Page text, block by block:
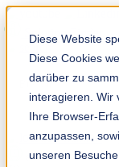
Diese Website
Diese Cookies
darüber zu
interagieren. Wir
Ihre Browser-
anzupassen,
unseren
Solution Finder
es